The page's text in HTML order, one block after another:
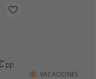
pp
VACACIONES